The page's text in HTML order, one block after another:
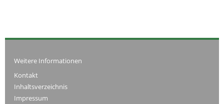
Weitere Informationen
Kontakt
Inhaltsverzeichnis
Impressum